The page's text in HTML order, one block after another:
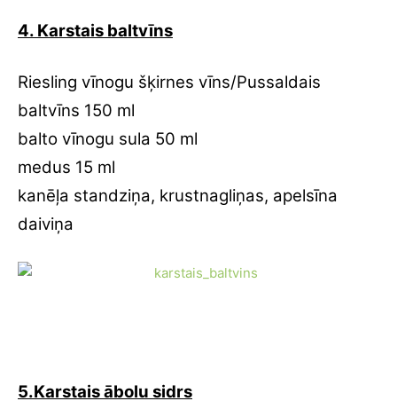
4. Karstais baltvīns
Riesling vīnogu šķirnes vīns/Pussaldais
baltvīns 150 ml
balto vīnogu sula 50 ml
medus 15 ml
kanēļa standziņa, krustnagliņas, apelsīna
daiviņa
5.Karstais ābolu sidrs